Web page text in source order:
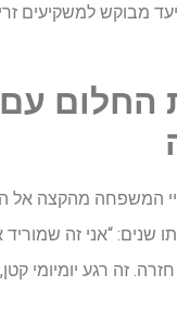
מבוקש למשקיעים
החלום עם
המשפחה מהקצה אל
שנים: “אני זה
זה רגע יומיומי